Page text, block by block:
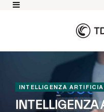
INTELLIGENZA
INTELLIGENZA